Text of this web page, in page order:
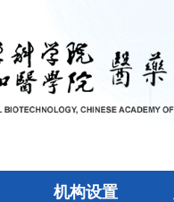
机构设置